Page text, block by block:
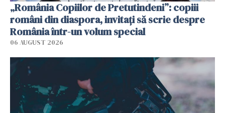
„România Copiilor de Pretutindeni”: copiii
români din diaspora, invitați să scrie despre
România într-un volum special
06 AUGUST 2026